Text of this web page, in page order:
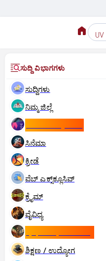
UV
ಸುದ್ದಿ ವಿಭಾಗಗಳು
ಸುದ್ದಿಗಳು
ನಿಮ್ಮ ಜಿಲ್ಲೆ
ಸಿನೆಮಾ
ಕ್ರೀಡೆ
ವೆಬ್ ಎಕ್ಸ್‌ಕ್ಲೂಸಿವ್
ಕ್ರೈಮ್
ವೈವಿಧ್ಯ
ಶಿಕ್ಷಣ / ಉದ್ಯೋಗ